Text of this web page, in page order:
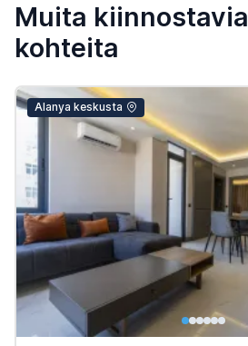
Muita kiinnostavia
kohteita
Alanya keskusta